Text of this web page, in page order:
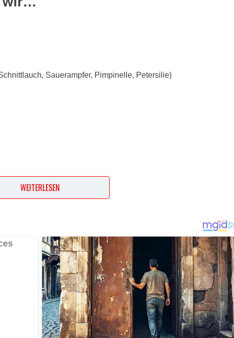
Sauerampfer, Pimpinelle, Petersilie)
WEITERLESEN